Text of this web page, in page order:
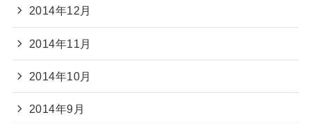
2014年12月
2014年11月
2014年10月
2014年9月